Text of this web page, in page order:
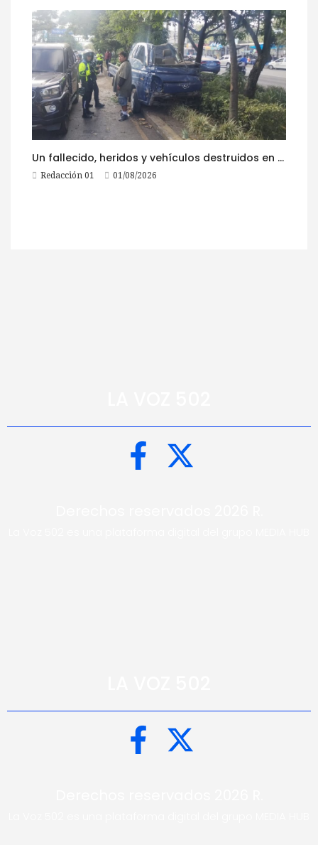
Un fallecido, heridos y vehículos destruidos en accidentes registrados este 1 de agosto
Redacción 01 01/08/2026